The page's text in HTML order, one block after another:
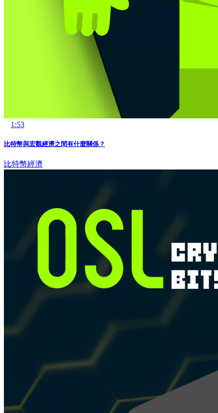
1:53
比特幣與宏觀經濟之間有什麼關係？
比特幣經濟